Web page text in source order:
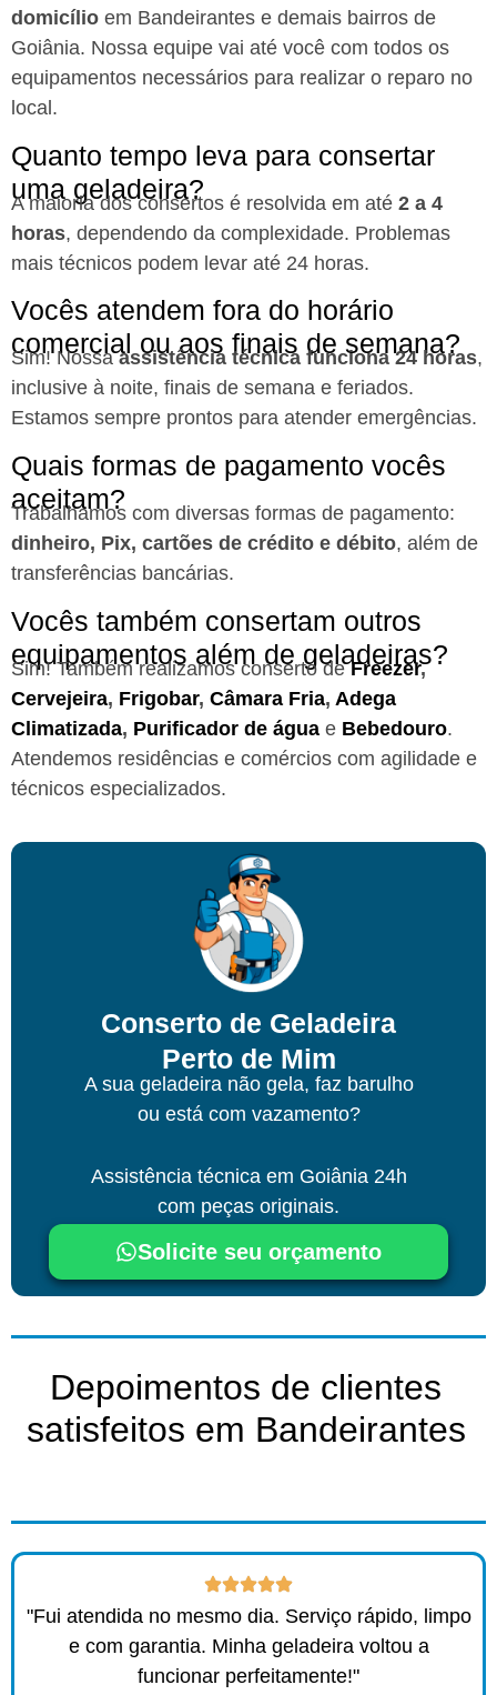
domicílio em Bandeirantes e demais bairros de
Goiânia. Nossa equipe vai até você com todos os
equipamentos necessários para realizar o reparo no
local.
Quanto tempo leva para consertar
uma geladeira?
A maioria dos consertos é resolvida em até 2 a 4
horas, dependendo da complexidade. Problemas
mais técnicos podem levar até 24 horas.
Vocês atendem fora do horário
comercial ou aos finais de semana?
Sim! Nossaassistência técnica funciona 24 horas,
inclusive à noite, finais de semana e feriados.
Estamos sempre prontos para atender emergências.
Quais formas de pagamento vocês
aceitam?
Trabalhamos com diversas formas de pagamento:
dinheiro, Pix, cartões de crédito e débito, além de
transferências bancárias.
Vocês também consertam outros
equipamentos além de geladeiras?
Sim! Também realizamos conserto deFreezer,
Cervejeira, Frigobar, Câmara Fria, Adega
Climatizada, Purificador de água e Bebedouro.
Atendemos residências e comércios com agilidade e
técnicos especializados.
Conserto de Geladeira
Perto de Mim
A sua geladeira não gela, faz barulho
ou está com vazamento?
Assistência técnica em Goiânia24h
com peças originais.
Solicite seu orçamento
Depoimentos de clientes
satisfeitos em Bandeirantes
"Fui atendida no mesmo dia. Serviço rápido, limpo
e com garantia. Minha geladeira voltou a
funcionar perfeitamente!"